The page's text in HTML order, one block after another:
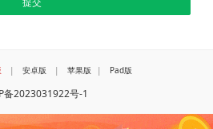
| 安卓版 | 苹果版 | Pad版
备2023031922号-1